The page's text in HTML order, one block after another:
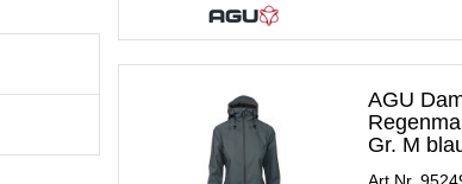
AGU
Gr. M
Art.Nr.